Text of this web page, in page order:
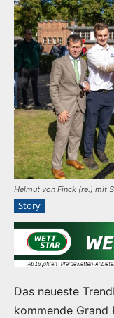
Helmut von Finck (re.) mit
Story
Das neueste
kommende Grand